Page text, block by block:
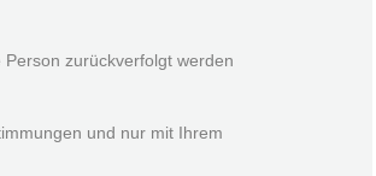
zurückverfolgt werden
und nur mit Ihrem